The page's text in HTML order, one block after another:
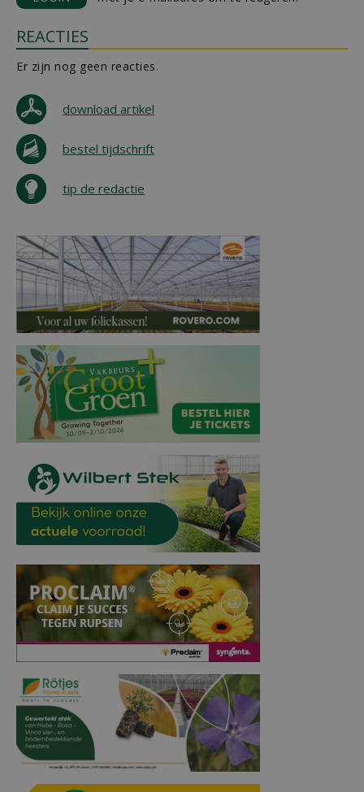
REACTIES
Er zijn nog geen reacties.
download artikel
bestel tijdschrift
tip de redactie